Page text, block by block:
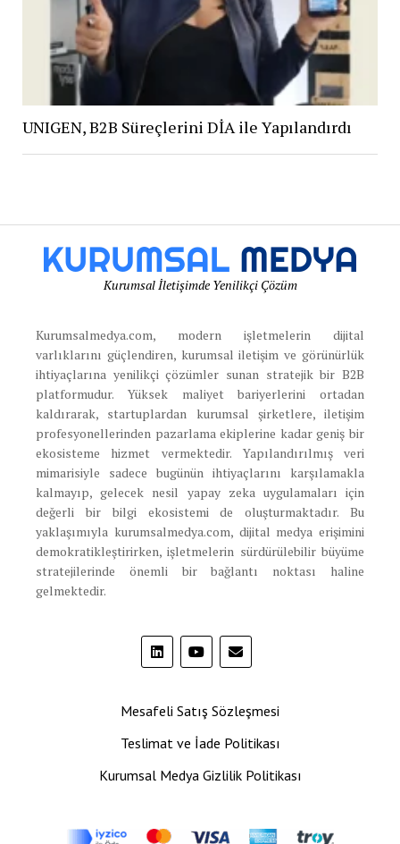
UNIGEN, B2B Süreçlerini DİA ile Yapılandırdı
Kurumsal İletişimde Yenilikçi Çözüm
Kurumsalmedya.com, modern işletmelerin dijital
varlıklarını güçlendiren, kurumsal iletişim ve görünürlük
ihtiyaçlarına yenilikçi çözümler sunan stratejik bir B2B
platformudur. Yüksek maliyet bariyerlerini ortadan
kaldırarak, startuplardan kurumsal şirketlere, iletişim
profesyonellerinden pazarlama ekiplerine kadar geniş bir
ekosisteme hizmet vermektedir. Yapılandırılmış veri
mimarisiyle sadece bugünün ihtiyaçlarını karşılamakla
kalmayıp, gelecek nesil yapay zeka uygulamaları için
değerli bir bilgi ekosistemi de oluşturmaktadır. Bu
yaklaşımıyla kurumsalmedya.com, dijital medya erişimini
demokratikleştirirken, işletmelerin sürdürülebilir büyüme
stratejilerinde önemli bir bağlantı noktası haline
gelmektedir.
Mesafeli Satış Sözleşmesi
Teslimat ve İade Politikası
Kurumsal Medya Gizlilik Politikası